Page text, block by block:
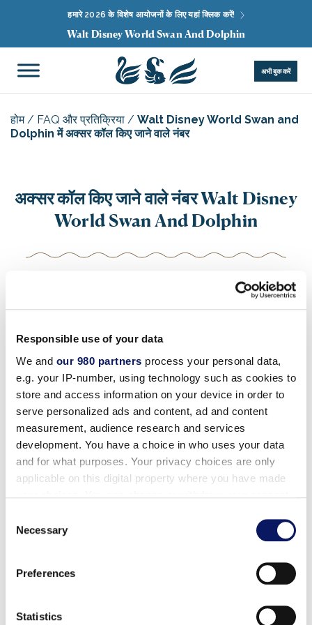
Responsible use of your data
We and our 980 partners process your personal data,
e.g. your IP-number, using technology such as cookies to
store and access information on your device in order to
serve personalized ads and content, ad and content
measurement, audience research and services
development. You have a choice in who uses your data
and for what purposes. Your privacy choices are only
applicable on this digital property where you have made
the Privacy trigger icon.
Find out more about how your personal data is processed
and set your preferences in the
We use cookies to personalise content and ads, to
Selection
Necessary
Preferences
Statistics
हमारे 2026 के विशेष आयोजनों के लिए यहां क्लिक करें!
Walt Disney World Swan And Dolphin
अभी बुक करें
होम/ FAQ और प्रतिक्रिया / Walt Disney World Swan and
Dolphin में अक्सर कॉल किए जाने वाले नंबर
अक्सर कॉल किए जाने वाले नंबर Walt Disney
World Swan And Dolphin
आपकी सुविधा के लिए, हमने यह वॉलेट-साइज़ फोन सूची तैयार की है जिसे
करें, काटें और मोड़ें)!
अक्सर कॉल किए जाने वाले नंबर
डॉल्फिन ऑपरेटर: 407-934-4000
स्वान ऑपरेटर: 407-934-3000
Swan Reserve ऑपरेटर: 407-842-4900
टैक्सी, टाउन कार या लिमो: 407-934-4025
National किराये की कार: 1-800-CAR-RENT
Mandara Spa : 407-934-4772
अक्सर कॉल किए जाने वाले नंबर
डॉल्फिन कंसीयज: 407-934-4025